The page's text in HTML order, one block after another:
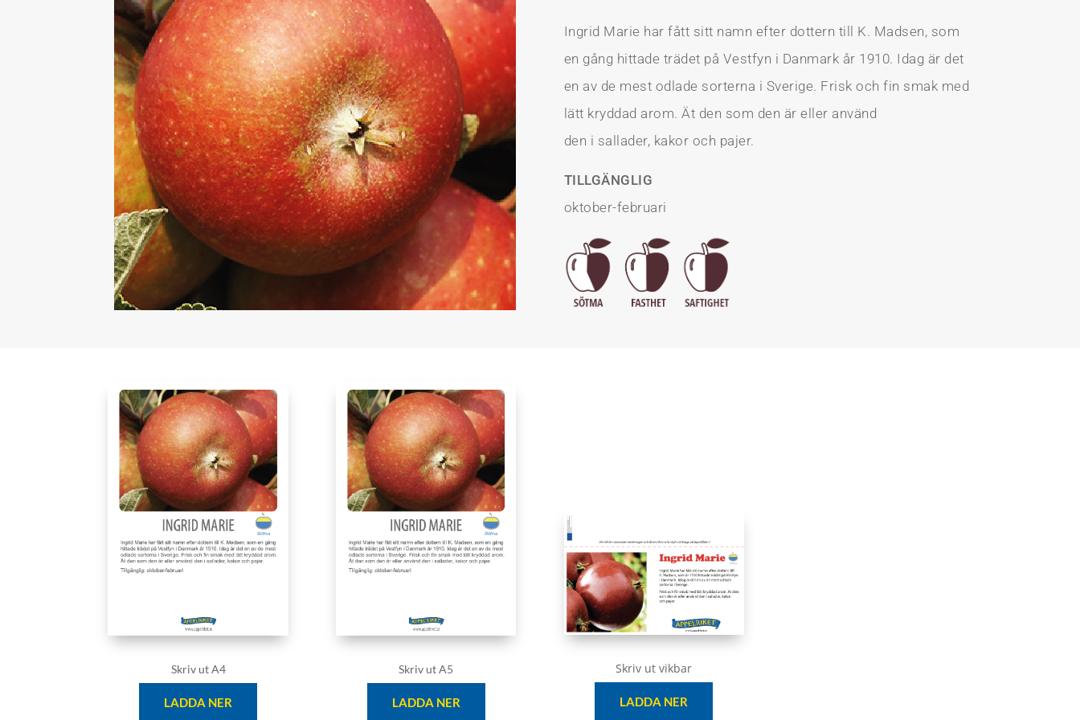
Ingrid Marie har fått sitt namn efter dottern till K. Madsen, som
en gång hittade trädet på Vestfyn i Danmark år 1910. Idag är det
en av de mest odlade sorterna i Sverige. Frisk och fin smak med
lätt kryddad arom. Ät den som den är eller använd
den i sallader, kakor och pajer.
TILLGÄNGLIG
oktober-februari
Skriv ut A4
LADDA NER
Skriv ut A5
LADDA NER
Skriv ut vikbar
LADDA NER